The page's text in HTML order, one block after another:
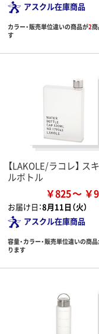
アスクル在庫商品
カラー・販売単位違いの商品が2
す
【LAKOLE/ラコレ】 ス
ルボトル
￥825 ￥
お届け日：8月11日（火）
アスクル在庫商品
容量・カラー・販売単位違いの商
ります